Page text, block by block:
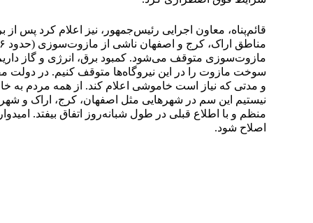
قائم‌پناه، معاون اجرایی رئیس‌جمهور، نیز اعلام کرد پس
مازوت‌سوزی متوقف می‌شود. کمبود برق، انرژی و گاز
سوخت مازوت را در این نیروگاه‌‌‌ها متوقف کنیم. در
و مدتی که نیاز است خاموشی اعلام کند. از همه مردم به
نیستیم این سم در شهرهایی مثل اصفهان، کرج، اراک و
منظم و با اطلاع قبلی در طول شبانه‌روز اتفاق بیفتد.
اصلاح شود.